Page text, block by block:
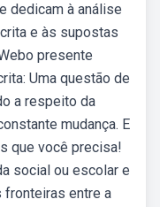
dedicam à análise
e às supostas
presente
Uma questão de
a respeito da
mudança. E
que você precisa!
social ou escolar e
entre a